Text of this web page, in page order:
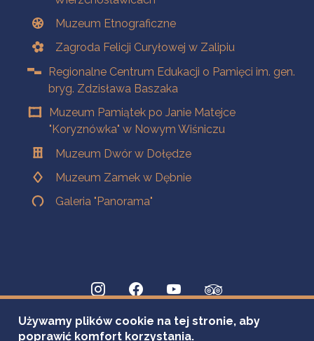
Muzeum Etnograficzne
Zagroda Felicji Curyłowej w Zalipiu
Regionalne Centrum Edukacji o Pamięci im. gen.
bryg. Zdzisława Baszaka
Muzeum Pamiątek po Janie Matejce
"Koryznówka" w Nowym Wiśniczu
Muzeum Dwór w Dołędze
Muzeum Zamek w Dębnie
Galeria "Panorama"
Używamy plików cookie na tej stronie, aby
poprawić komfort korzystania.